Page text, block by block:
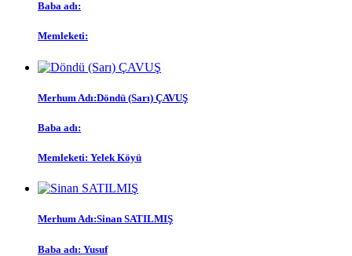
Baba adı:
Memleketi:
Merhum Adı:Döndü (Sarı) ÇAVUŞ
Baba adı:
Memleketi: Yelek Köyü
Merhum Adı:Sinan SATILMIŞ
Baba adı: Yusuf